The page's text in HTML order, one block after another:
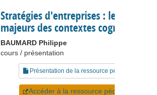
Stratégies d'entreprises : les enjeux
majeurs des contextes cognitifs
BAUMARD Philippe
cours / présentation
Présentation de la ressource pédagogique
Accéder à la ressource pédagogique